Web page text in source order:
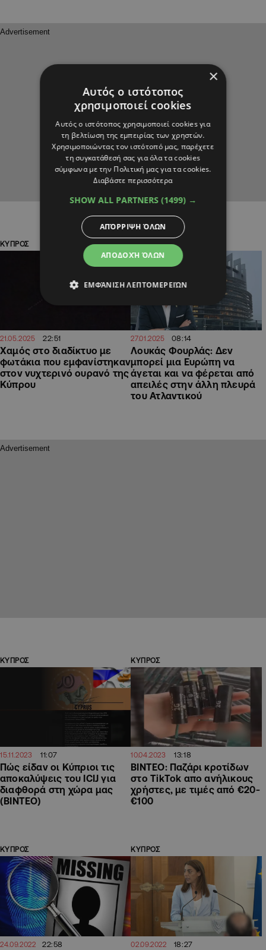
ΚΥΠΡΟΣ
21.05.2025 22:51
Χαμός στο διαδίκτυο με
φωτάκια που εμφανίστηκαν
στον νυχτερινό ουρανό της
Κύπρου
ΠΟΛΙΤΙΚΗ
27.01.2025 08:14
Λουκάς Φουρλάς: Δεν
μπορεί μια Ευρώπη να
άγεται και να φέρεται από
απειλές στην άλλη πλευρά
του Ατλαντικού
ΚΥΠΡΟΣ
15.11.2023 11:07
Πώς είδαν οι Κύπριοι τις
αποκαλύψεις του ICIJ για
διαφθορά στη χώρα μας
(ΒΙΝΤΕΟ)
ΚΥΠΡΟΣ
10.04.2023 13:18
ΒΙΝΤΕΟ: Παζάρι κροτίδων
στο TikTok απο ανήλικους
χρήστες, με τιμές από €20-
€100
ΚΥΠΡΟΣ
24.09.2022 22:58
ΚΥΠΡΟΣ
02.09.2022 18:27
×
Αυτός ο ιστότοπος
χρησιμοποιεί cookies
Αυτός ο ιστότοπος χρησιμοποιεί cookies για
τη βελτίωση της εμπειρίας των χρηστών.
Χρησιμοποιώντας τον ιστότοπό μας, παρέχετε
τη συγκατάθεσή σας για όλα τα cookies
σύμφωνα με την Πολιτική μας για τα cookies.
Διαβάστε περισσότερα
SHOW ALL PARTNERS (1499) →
ΑΠΟΔΟΧΉ ΌΛΩΝ
ΑΠΌΡΡΙΨΗ ΌΛΩΝ
ΕΜΦΆΝΙΣΗ ΛΕΠΤΟΜΕΡΕΙΏΝ